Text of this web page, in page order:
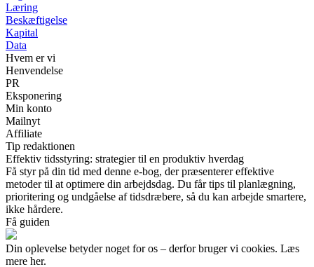
Læring
Beskæftigelse
Kapital
Data
Hvem er vi
Henvendelse
PR
Eksponering
Min konto
Mailnyt
Affiliate
Tip redaktionen
Effektiv tidsstyring: strategier til en produktiv hverdag
Få styr på din tid med denne e-bog, der præsenterer effektive
metoder til at optimere din arbejdsdag. Du får tips til planlægning,
prioritering og undgåelse af tidsdræbere, så du kan arbejde smartere,
ikke hårdere.
Få guiden
Din oplevelse betyder noget for os – derfor bruger vi cookies. Læs
mere her.